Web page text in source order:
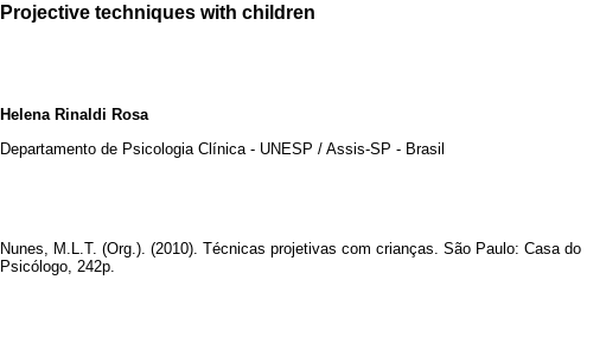
Projective techniques with children
Helena Rinaldi Rosa
Departamento de Psicologia Clínica - UNESP / Assis-SP - Brasil
Nunes, M.L.T. (Org.). (2010). Técnicas projetivas com crianças. São Paulo: Casa do
Psicólogo, 242p.